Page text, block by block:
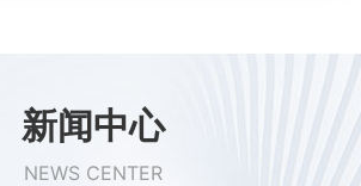
新闻中心
NEWS CENTER